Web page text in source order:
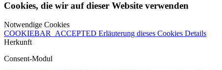
Cookies, die wir auf dieser Website verwenden
Notwendige Cookies
COOKIEBAR_ACCEPTED Erläuterung dieses Cookies Details
Herkunft
Consent-Modul